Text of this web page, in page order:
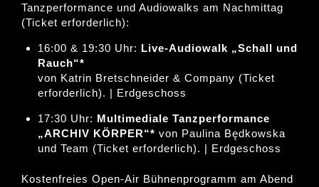
Tanzperformance und Audiowalks am Nachmittag
(Ticket erforderlich):
16:00 & 19:30 Uhr: Live-Audiowalk „Schall und
Rauch“*
von Katrin Bretschneider & Company (Ticket
erforderlich). | Erdgeschoss
17:30 Uhr: Multimediale Tanzperformance
„ARCHIV KÖRPER“* von Paulina Będkowska
und Team (Ticket erforderlich). | Erdgeschoss
Kostenfreies Open-Air Bühnenprogramm am Abend